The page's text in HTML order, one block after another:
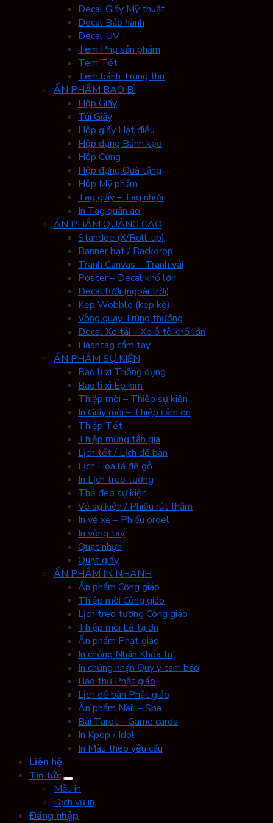
Decal Giấy Mỹ thuật
Decal Bảo hành
Decal UV
Tem Phụ sản phẩm
Tem Tết
Tem bánh Trung thu
ẤN PHẨM BAO BÌ
Hộp Giấy
Túi Giấy
Hộp giấy Hạt điều
Hộp đựng Bánh kẹo
Hộp Cứng
Hộp đựng Quà tặng
Hộp Mỹ phẩm
Tag giấy – Tag nhựa
In Tag quần áo
ẤN PHẨM QUẢNG CÁO
Standee (X/Roll-up)
Banner bạt / Backdrop
Tranh Canvas – Tranh vải
Poster – Decal khổ lớn
Decal lưới (ngoài trời)
Kẹp Wobble (kẹp kệ)
Vòng quay Trúng thưởng
Decal Xe tải – Xe ô tô khổ lớn
Hashtag cầm tay
ẤN PHẨM SỰ KIỆN
Bao lì xì Thông dụng
Bao lì xì Ép kim
Thiệp mời – Thiệp sự kiện
In Giấy mời – Thiệp cảm ơn
Thiệp Tết
Thiệp mừng tân gia
Lịch tết / Lịch để bàn
Lịch Hoa lá đế gỗ
In Lịch treo tường
Thẻ đeo sự kiện
Vé sự kiện / Phiếu rút thăm
In vé xe – Phiếu ordel
In vòng tay
Quạt nhựa
Quạt giấy
ẤN PHẨM IN NHANH
Ấn phẩm Công giáo
Thiệp mời Công giáo
Lịch treo tường Công giáo
Thiệp mời Lễ tạ ơn
Ấn phẩm Phật giáo
In chứng Nhận Khóa tu
In chứng nhận Quy y tam bảo
Bao thư Phật giáo
Lịch để bàn Phật giáo
Ấn phẩm Nail – Spa
Bài Tarot – Game cards
In Kpop / Idol
In Màu theo yêu cầu
Liên hệ
Tin tức
Mẫu in
Dịch vụ in
Đăng nhập